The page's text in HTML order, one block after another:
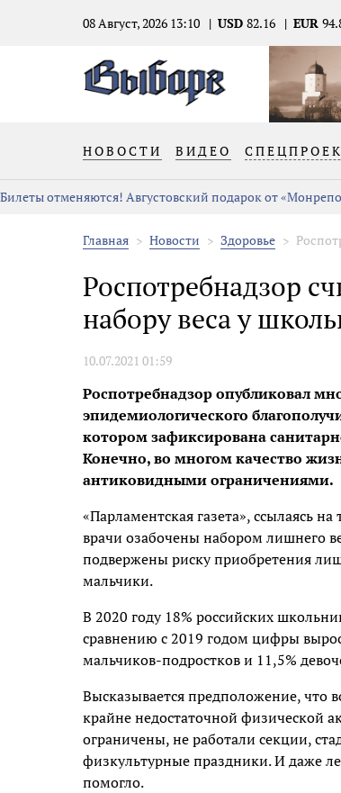
08 Август, 2026 13:10 USD 82.16 EUR
НОВОСТИ ВИДЕО
Билеты отменяются! Августовский подарок от
Главная Новости Здоровье
Роспотребнадзор
набору веса у
10.07.2021 01:59
Роспотребнадзор опубликовал
эпидемиологического
котором зафиксирована
Конечно, во многом качество
антиковидными ограничениями.
«Парламентская газета», ссылаясь
врачи озабочены набором лишнего
подвержены риску приобретения
мальчики.
В 2020 году 18% российских
сравнению с 2019 годом цифры
мальчиков-подростков и 11,5%
Высказывается предположение, что
крайне недостаточной физической
ограничены, не работали секции,
физкультурные праздники. И даже
помогло.